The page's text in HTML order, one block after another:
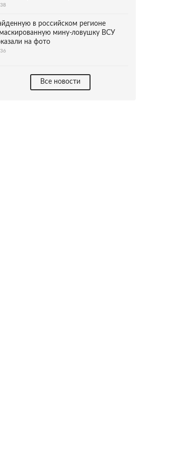
в российском регионе
мину-ловушку ВСУ
на фото
Все новости